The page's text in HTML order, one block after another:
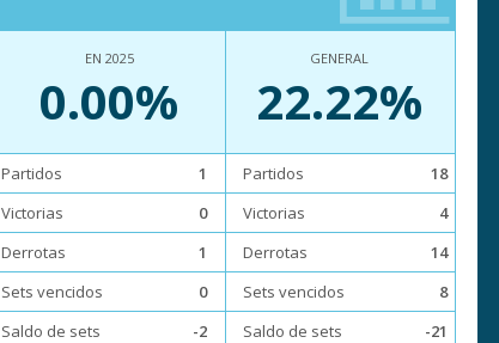
EN 2025
0.00%
Partidos
1
Victorias
0
Derrotas
1
Sets vencidos
0
Saldo de sets
-2
GENERAL
22.22%
Partidos
18
Victorias
4
Derrotas
14
Sets vencidos
8
Saldo de sets
-21